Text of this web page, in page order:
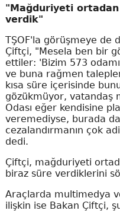
"Mağduriyeti ortadan
verdik"
TŞOF'la görüşmeye de
Çiftçi, "Mesela ben bir
ettiler: 'Bizim 573
ve buna rağmen
kısa süre içerisinde
gözükmüyor, vatandaş
Odası eğer kendisine
veremediyse, burada da
cezalandırmanın çok
dedi.
Çiftçi, mağduriyeti
biraz süre verdiklerini
Araçlarda multimedya
ilişkin ise Bakan Çiftçi,